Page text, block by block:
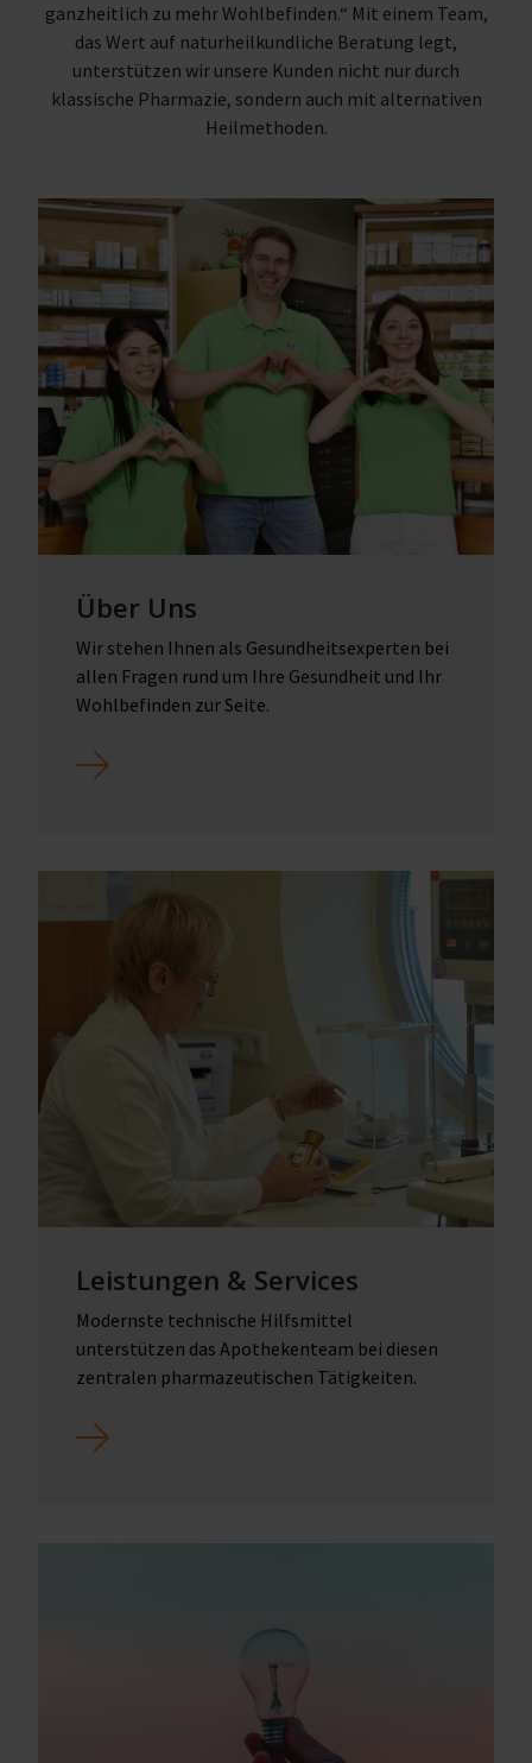
ganzheitlich zu mehr Wohlbefinden.“ Mit einem Team,
das Wert auf naturheilkundliche Beratung legt,
unterstützen wir unsere Kunden nicht nur durch
klassische Pharmazie, sondern auch mit alternativen
Heilmethoden.
Über Uns
Wir stehen Ihnen als Gesundheitsexperten bei
allen Fragen rund um Ihre Gesundheit und Ihr
Wohlbefinden zur Seite.
Leistungen & Services
Modernste technische Hilfsmittel
unterstützen das Apothekenteam bei diesen
zentralen pharmazeutischen Tätigkeiten.